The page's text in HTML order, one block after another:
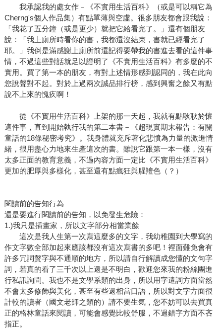
我承認我的處女作－《不實用生活百科》（或是可以稱它為
Cherng's個人作品集）有點單薄與空虛。很多朋友都會跟我說：
「我花了五分鐘（或是更少）就把它給看完了。」還有個朋友
說：「我上廁所時看你的書，我都還沒結束，書就已經看完了
耶。」我倒是滿感謝上廁所前還記得要帶我的書進去看的這件事
情，不過這些對話就足以證明了《不實用生活百科》有多麼的不
實用。買了第一本的朋友，有對上述情形感到認同的，我在此向
您說聲對不起。對於上過兩次誠品排行榜，感到興奮之餘又有點
說不上來的愧疚啊！
從《不實用生活百科》上架的那一天起，我就有點耿耿於懷
這件事，直到開始執行我的第二本書－《超現實期末報告：有關
童話的18條秘密考究》。我身體就充斥著化悲憤為力量的激進情
緒，很用盡心力地來生產這次的書。雖說它跟第一本一樣，沒有
太多正面的教育意義，不過內容方面一定比《不實用生活百科》
更加的肥厚與多樣化，甚至還有點瘋狂與腥羶色（？）
閱讀前的告知行為
還是要進行閱讀前的告知，以免發生危險：
1.)我只是插畫家，所以文字部分相當業餘
這次是我人生第一次寫這麼多的文字，我幼稚園到大學寫的
作文字數全部加起來應該都沒有這次寫書的多吧！裡面難免會有
許多冗詞贅字與不通順的地方，所以請自行解讀成您懂的文句字
詞，若真的看了三千次以上還是不明白，歡迎您來我的粉絲團進
行私訊詢問。我也不是文學系類的出身，所以用字遣詞方面當然
不會太多修飾與美化，甚至有些還相當口語，所以對文字方面很
計較的讀者（國文老師之類的）請不要生氣，您不妨可以去買真
正的格林童話來閱讀，可能會感覺比較舒服，不過錯字方面不吝
指正。